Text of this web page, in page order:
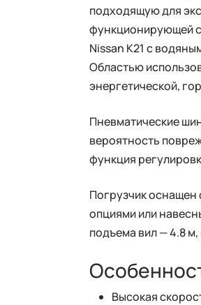
подходящую для
функционирующей
Nissan K21 с
Областью
энергетической,
Пневматические
вероятность
функция
Погрузчик
опциями или
подъема вил — 4.8
Высокая